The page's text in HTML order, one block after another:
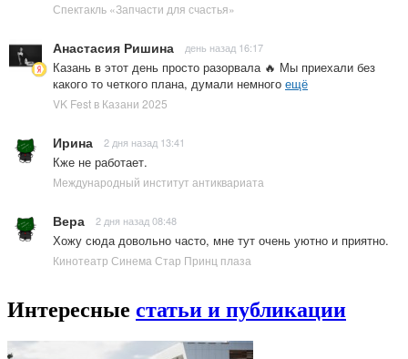
Спектакль «Запчасти для счастья»
Анастасия Ришина день назад 16:17
Казань в этот день просто разорвала 🔥 Мы приехали без
какого то четкого плана, думали немного ещё
VK Fest в Казани 2025
Ирина 2 дня назад 13:41
Кже не работает.
Международный институт антиквариата
Вера 2 дня назад 08:48
Хожу сюда довольно часто, мне тут очень уютно и приятно.
Кинотеатр Синема Стар Принц плаза
Интересные статьи и публикации